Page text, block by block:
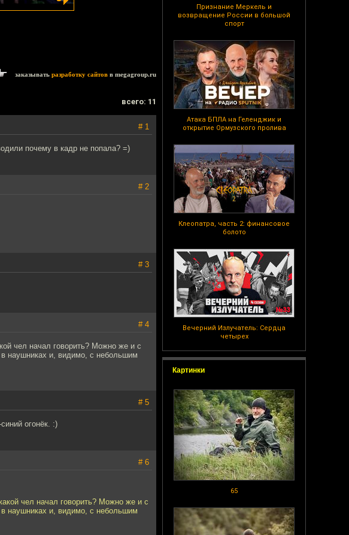
Признание Меркель и
возвращение России в большой
спорт
Атака БПЛА на Геленджик и
открытие Ормузского пролива
Клеопатра, часть 2: финансовое
болото
Вечерний Излучатель: Сердца
четырех
Картинки
65
заказывать разработку сайтов в megagroup.ru
всего: 11
# 1
почему в кадр не попала? =)
# 2
# 3
# 4
чел начал говорить? Можно же и с
наушниках и, видимо, с небольшим
# 5
огонёк. :)
# 6
чел начал говорить? Можно же и с
наушниках и, видимо, с небольшим